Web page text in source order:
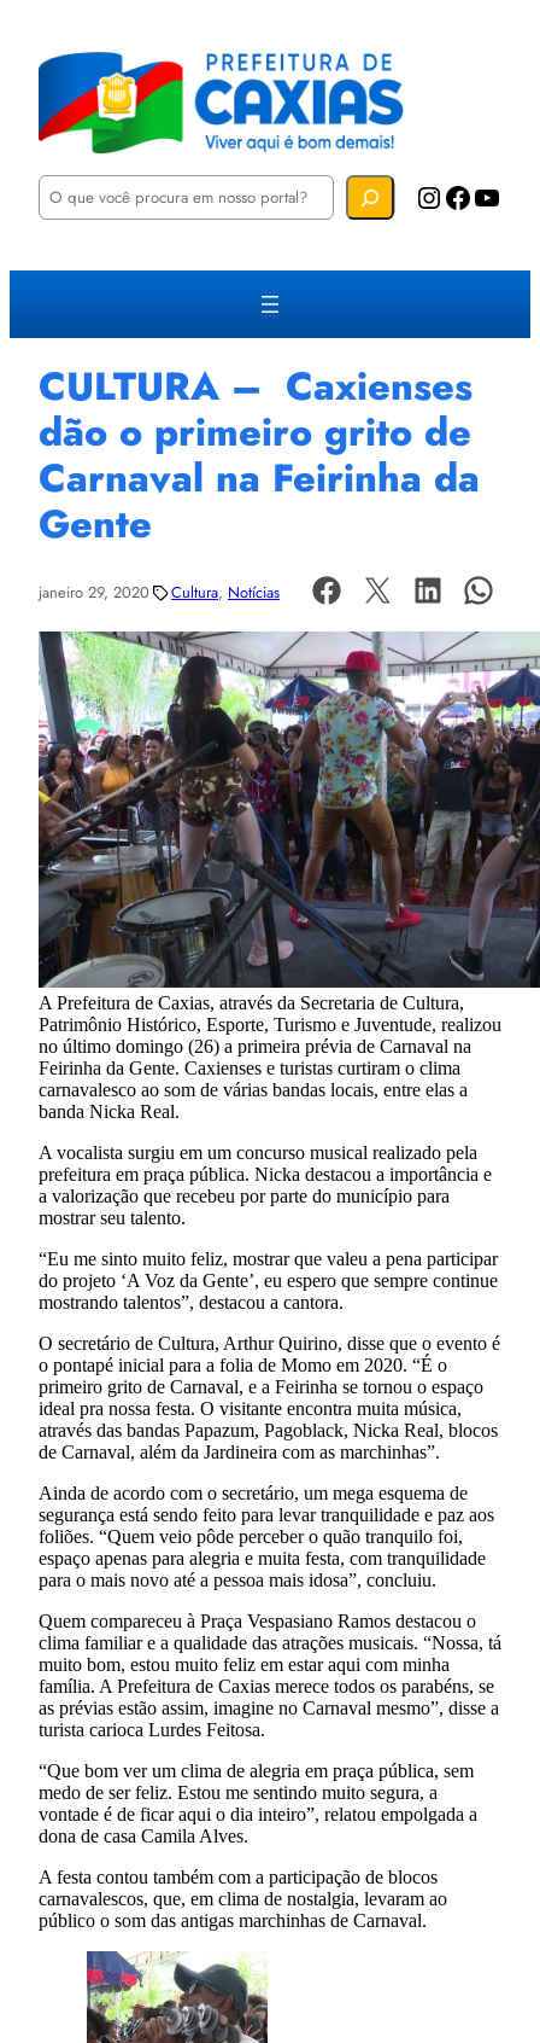
P
u
a
Instagram Facebook YouTube
CULTURA – Caxienses
dão o primeiro grito de
Carnaval na Feirinha da
Gente
janeiro 29, 2020 Cultura, Notícias
A Prefeitura de Caxias, através da Secretaria de Cultura,
Patrimônio Histórico, Esporte, Turismo e Juventude, realizou
no último domingo (26) a primeira prévia de Carnaval na
Feirinha da Gente. Caxienses e turistas curtiram o clima
carnavalesco ao som de várias bandas locais, entre elas a
banda Nicka Real.
A vocalista surgiu em um concurso musical realizado pela
prefeitura em praça pública. Nicka destacou a importância e
a valorização que recebeu por parte do município para
mostrar seu talento.
“Eu me sinto muito feliz, mostrar que valeu a pena participar
do projeto ‘A Voz da Gente’, eu espero que sempre continue
mostrando talentos”, destacou a cantora.
O secretário de Cultura, Arthur Quirino, disse que o evento é
o pontapé inicial para a folia de Momo em 2020. “É o
primeiro grito de Carnaval, e a Feirinha se tornou o espaço
ideal pra nossa festa. O visitante encontra muita música,
através das bandas Papazum, Pagoblack, Nicka Real, blocos
de Carnaval, além da Jardineira com as marchinhas”.
Ainda de acordo com o secretário, um mega esquema de
segurança está sendo feito para levar tranquilidade e paz aos
foliões. “Quem veio pôde perceber o quão tranquilo foi,
espaço apenas para alegria e muita festa, com tranquilidade
para o mais novo até a pessoa mais idosa”, concluiu.
Quem compareceu à Praça Vespasiano Ramos destacou o
clima familiar e a qualidade das atrações musicais. “Nossa, tá
muito bom, estou muito feliz em estar aqui com minha
família. A Prefeitura de Caxias merece todos os parabéns, se
as prévias estão assim, imagine no Carnaval mesmo”, disse a
turista carioca Lurdes Feitosa.
“Que bom ver um clima de alegria em praça pública, sem
medo de ser feliz. Estou me sentindo muito segura, a
vontade é de ficar aqui o dia inteiro”, relatou empolgada a
dona de casa Camila Alves.
A festa contou também com a participação de blocos
carnavalescos, que, em clima de nostalgia, levaram ao
público o som das antigas marchinhas de Carnaval.